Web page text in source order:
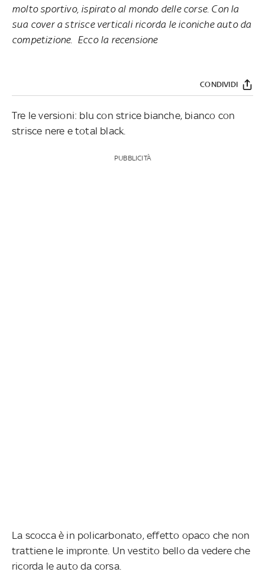
molto sportivo, ispirato al mondo delle corse. Con la
sua cover a strisce verticali ricorda le iconiche auto da
competizione. Ecco la recensione
CONDIVIDI
Tre le versioni: blu con strice bianche, bianco con
strisce nere e total black.
PUBBLICITÀ
La scocca è in policarbonato, effetto opaco che non
trattiene le impronte. Un vestito bello da vedere che
ricorda le auto da corsa.